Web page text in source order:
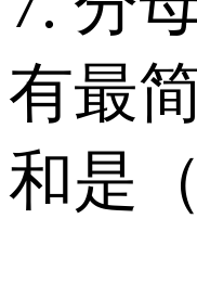
有最
和是